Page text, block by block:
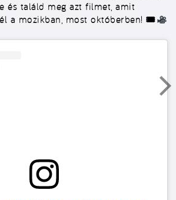
és találd meg azt filmet, amit
a mozikban, most októberben! 🎟